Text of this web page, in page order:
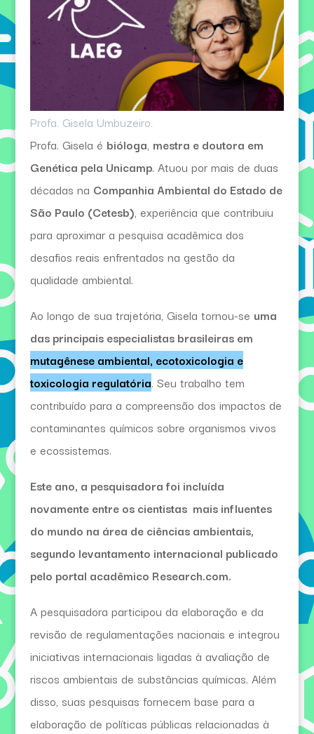
Profa. Gisela Umbuzeiro.
Profa. Gisela é bióloga, mestra e doutora em
Genética pela Unicamp. Atuou por mais de duas
décadas na Companhia Ambiental do Estado de
São Paulo (Cetesb), experiência que contribuiu
para aproximar a pesquisa acadêmica dos
desafios reais enfrentados na gestão da
qualidade ambiental.
Ao longo de sua trajetória, Gisela tornou-se uma
das principais especialistas brasileiras em
mutagênese ambiental, ecotoxicologia e
toxicologia regulatória. Seu trabalho tem
contribuído para a compreensão dos impactos de
contaminantes químicos sobre organismos vivos
e ecossistemas.
Este ano, a pesquisadora foi incluída
novamente entre os cientistas mais influentes
do mundo na área de ciências ambientais,
segundo levantamento internacional publicado
pelo portal acadêmico Research.com.
A pesquisadora participou da elaboração e da
revisão de regulamentações nacionais e integrou
iniciativas internacionais ligadas à avaliação de
riscos ambientais de substâncias químicas. Além
disso, suas pesquisas fornecem base para a
elaboração de políticas públicas relacionadas à